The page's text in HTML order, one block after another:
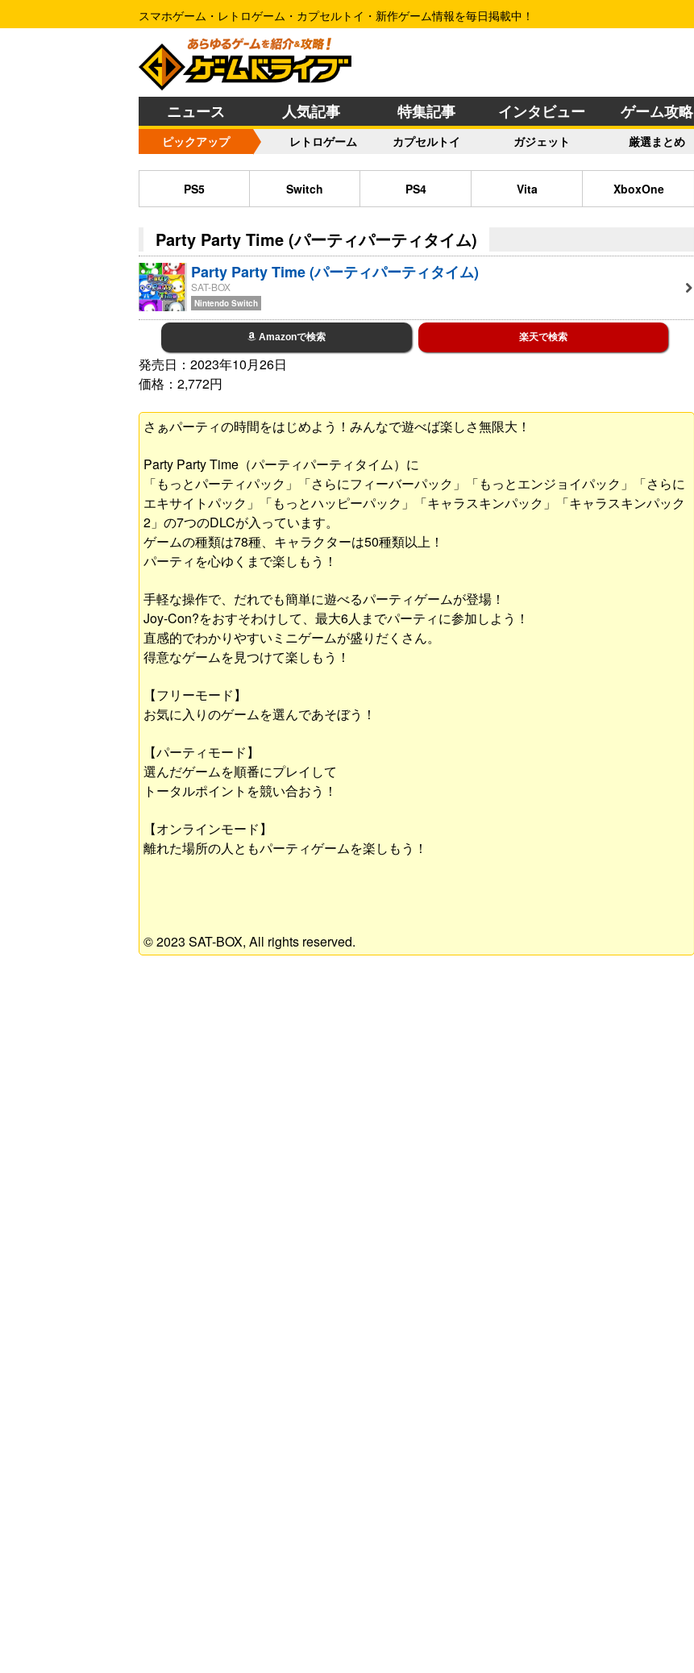
スマホゲーム・レトロゲーム・カプセルトイ・新作ゲーム情報を毎日掲載中！
ニュース 人気記事 特集記事 インタビュー ゲーム攻略
ピックアップ レトロゲーム カプセルトイ ガジェット 厳選まとめ
PS5 Switch PS4 Vita XboxOne
Party Party Time (パーティパーティタイム)
Party Party Time (パーティパーティタイム)
SAT-BOX
Nintendo Switch
Amazonで検索 楽天で検索
発売日：2023年10月26日
価格：2,772円
さぁパーティの時間をはじめよう！みんなで遊べば楽しさ無限大！
Party Party Time（パーティパーティタイム）に
「もっとパーティパック」「さらにフィーバーパック」「もっとエンジョイパック」「さらに
エキサイトパック」「もっとハッピーパック」「キャラスキンパック」「キャラスキンパック
2」の7つのDLCが入っています。
ゲームの種類は78種、キャラクターは50種類以上！
パーティを心ゆくまで楽しもう！
手軽な操作で、だれでも簡単に遊べるパーティゲームが登場！
Joy-Con?をおすそわけして、最大6人までパーティに参加しよう！
直感的でわかりやすいミニゲームが盛りだくさん。
得意なゲームを見つけて楽しもう！
【フリーモード】
お気に入りのゲームを選んであそぼう！
【パーティモード】
選んだゲームを順番にプレイして
トータルポイントを競い合おう！
【オンラインモード】
離れた場所の人ともパーティゲームを楽しもう！
© 2023 SAT-BOX, All rights reserved.